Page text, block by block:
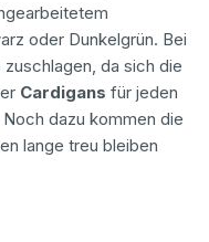
oder Dunkelgrün. Bei
da sich die
Cardigans für jeden
dazu kommen die
lange treu bleiben